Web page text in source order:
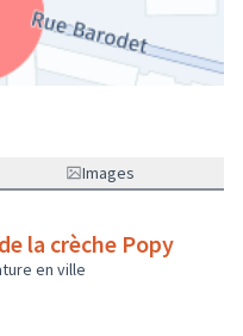
Images
la crèche Popy
en ville